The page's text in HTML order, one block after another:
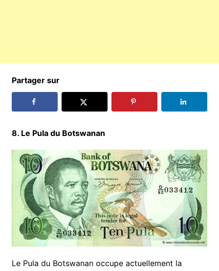
Partager sur
8. Le Pula du Botswanan
Le Pula du Botswanan occupe actuellement la